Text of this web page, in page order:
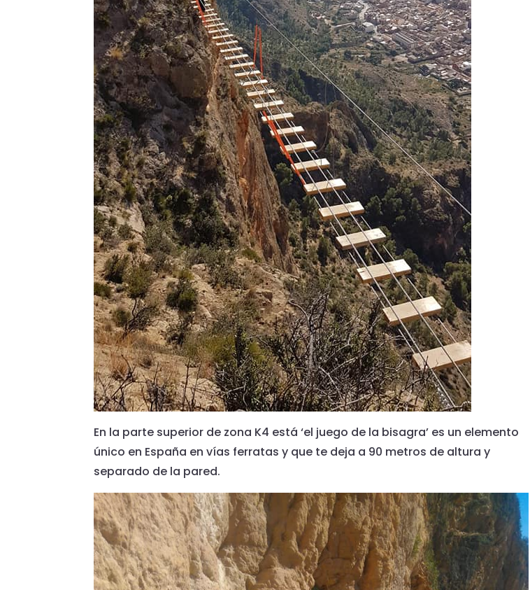
En la parte superior de zona K4 está ‘el juego de la bisagra’ es un elemento
único en España en vías ferratas y que te deja a 90 metros de altura y
separado de la pared.